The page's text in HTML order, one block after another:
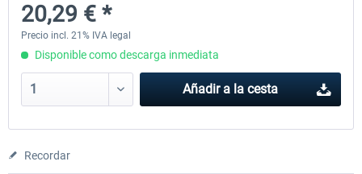
40,28 € *
20,29 € *
Precio incl. 21% IVA legal
Disponible como descarga inmediata
Añadir a la cesta
Recordar